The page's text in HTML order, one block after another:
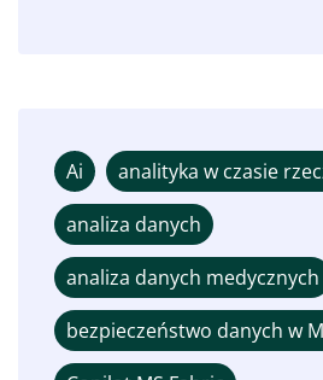
Ai
analityka w czasie
analiza danych
analiza danych medycznych
bezpieczeństwo danych w